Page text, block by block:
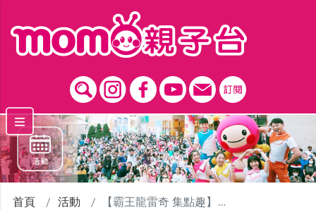
首頁 活動 【霸王龍雷奇 集點趣】贈獎活動